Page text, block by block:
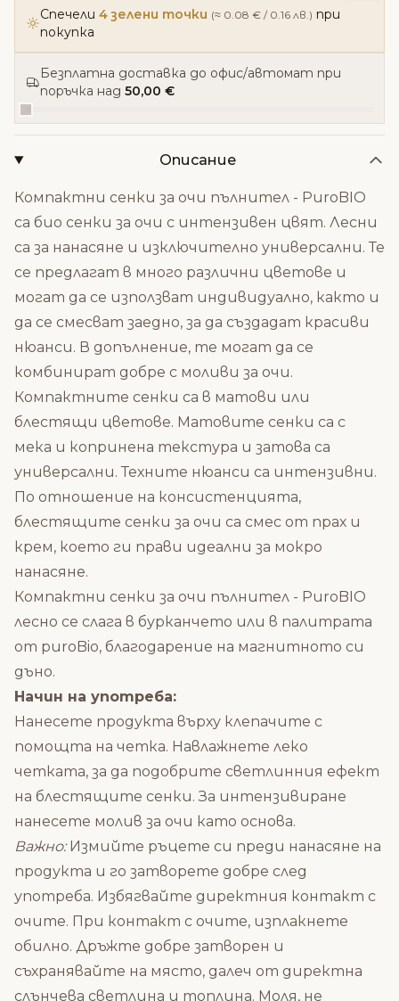
Спечели 4 зелени точки (≈ 0.08 € / 0.16 лв.) при
покупка
Безплатна доставка до офис/автомат при
поръчка над 50,00 €
Описание
Компактни сенки за очи пълнител - PuroBIO
са био сенки за очи с интензивен цвят. Лесни
са за нанасяне и изключително универсални. Те
се предлагат в много различни цветове и
могат да се използват индивидуално, както и
да се смесват заедно, за да създадат красиви
нюанси. В допълнение, те могат да се
комбинират добре с моливи за очи.
Компактните сенки са в матови или
блестящи цветове. Матовите сенки са с
мека и копринена текстура и затова са
универсални. Техните нюанси са интензивни.
По отношение на консистенцията,
блестящите сенки за очи са смес от прах и
крем, което ги прави идеални за мокро
нанасяне.
Компактни сенки за очи пълнител - PuroBIO
лесно се слага в бурканчето или в палитрата
от puroBio, благодарение на магнитното си
дъно.
Начин на употреба:
Нанесете продукта върху клепачите с
помощта на четка. Навлажнете леко
четката, за да подобрите светлинния ефект
на блестящите сенки. За интензивиране
нанесете молив за очи като основа.
Важно:Измийте ръцете си преди нанасяне на
продукта и го затворете добре след
употреба. Избягвайте директния контакт с
очите. При контакт с очите, изплакнете
обилно. Дръжте добре затворен и
съхранявайте на място, далеч от директна
слънчева светлина и топлина. Моля, не